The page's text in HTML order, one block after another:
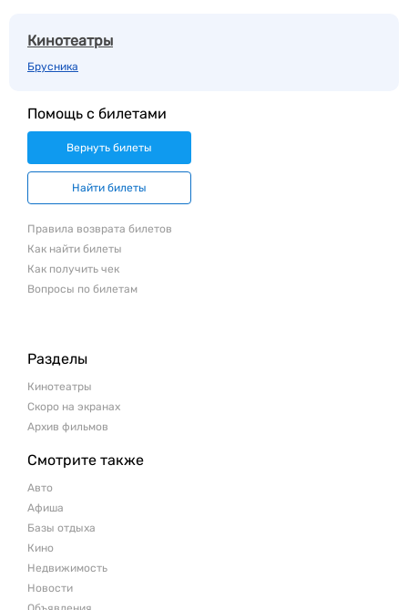
Кинотеатры
Брусника
Помощь с билетами
Вернуть билеты
Найти билеты
Правила возврата билетов
Как найти билеты
Как получить чек
Вопросы по билетам
Разделы
Кинотеатры
Скоро на экранах
Архив фильмов
Смотрите также
Авто
Афиша
Базы отдыха
Кино
Недвижимость
Новости